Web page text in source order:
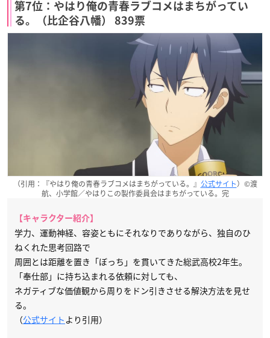
第7位：やはり俺の青春ラブコメはまちがってい
る。（比企谷八幡） 839票
（引用：『やはり俺の青春ラブコメはまちがっている。』 公式サイト）©渡
航、小学館／やはりこの製作委員会はまちがっている。完
【キャラクター紹介】
学力、運動神経、容姿ともにそれなりでありながら、独自のひ
ねくれた思考回路で
周囲とは距離を置き「ぼっち」を貫いてきた総武高校2年生。
「奉仕部」に持ち込まれる依頼に対しても、
ネガティブな価値観から周りをドン引きさせる解決方法を見せ
る。
（公式サイト より引用）